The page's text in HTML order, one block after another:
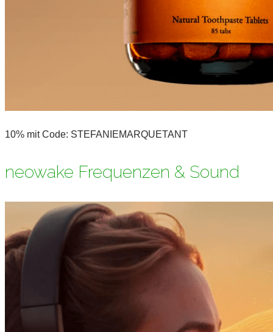
10% mit Code: STEFANIEMARQUETANT
neowake Frequenzen & Sound